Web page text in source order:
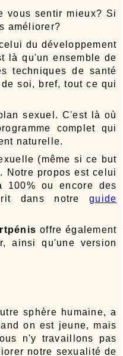
vous sentir mieux? Si
améliorer?
du développement
là qu'un ensemble de
techniques de santé
soi, bref, tout ce qui
sexuel. C'est là où
complet qui
naturelle.
(même si ce but
Notre propos est celui
100% ou encore des
dans notreguide
offre également
ainsi qu'une version
sphère humaine, a
on est jeune, mais
n'y travaillons pas
notre sexualité de